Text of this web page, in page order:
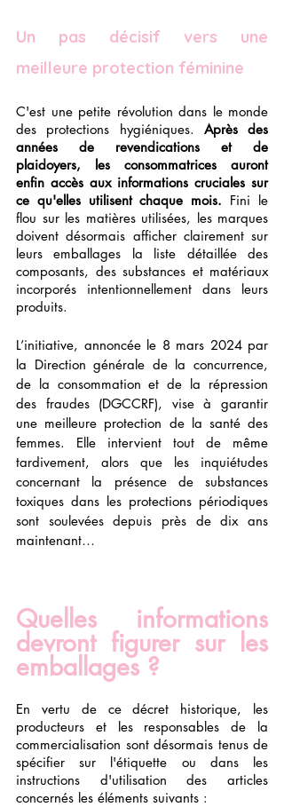
Un pas décisif vers une
meilleure protection féminine
C'est une petite révolution dans le monde
des protections hygiéniques. Après des
années de revendications et de
plaidoyers, les consommatrices auront
enfin accès aux informations cruciales sur
ce qu'elles utilisent chaque mois. Fini le
flou sur les matières utilisées, les marques
doivent désormais afficher clairement sur
leurs emballages la liste détaillée des
composants, des substances et matériaux
incorporés intentionnellement dans leurs
produits.
L’initiative, annoncée le 8 mars 2024 par
la Direction générale de la concurrence,
de la consommation et de la répression
des fraudes (DGCCRF), vise à garantir
une meilleure protection de la santé des
femmes. Elle intervient tout de même
tardivement, alors que les inquiétudes
concernant la présence de substances
toxiques dans les protections périodiques
sont soulevées depuis près de dix ans
maintenant…
Quelles informations
devront figurer sur les
emballages ?
En vertu de ce décret historique, les
producteurs et les responsables de la
commercialisation sont désormais tenus de
spécifier sur l'étiquette ou dans les
instructions d'utilisation des articles
concernés les éléments suivants :